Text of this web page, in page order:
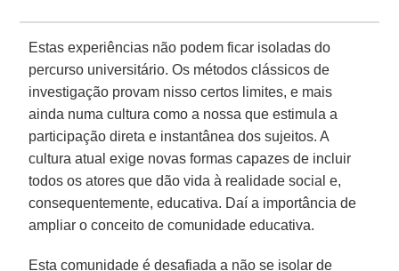
Estas experiências não podem ficar isoladas do
percurso universitário. Os métodos clássicos de
investigação provam nisso certos limites, e mais
ainda numa cultura como a nossa que estimula a
participação direta e instantânea dos sujeitos. A
cultura atual exige novas formas capazes de incluir
todos os atores que dão vida à realidade social e,
consequentemente, educativa. Daí a importância de
ampliar o conceito de comunidade educativa.
Esta comunidade é desafiada a não se isolar de